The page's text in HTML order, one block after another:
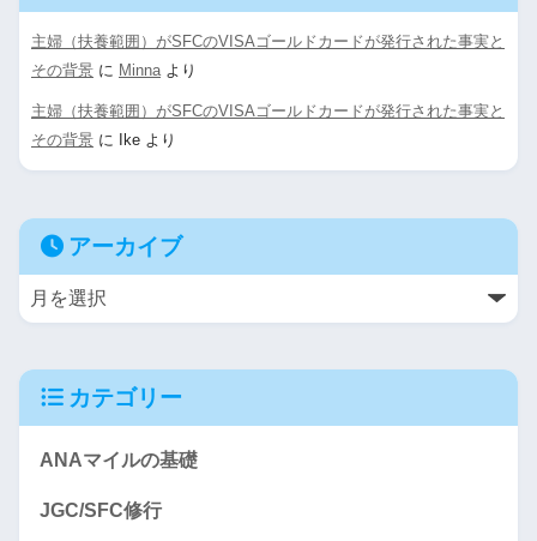
主婦（扶養範囲）がSFCのVISAゴールドカードが発行された事実と
その背景 に Minnaより
主婦（扶養範囲）がSFCのVISAゴールドカードが発行された事実と
その背景 に Ike より
アーカイブ
カテゴリー
ANAマイルの基礎
JGC/SFC修行